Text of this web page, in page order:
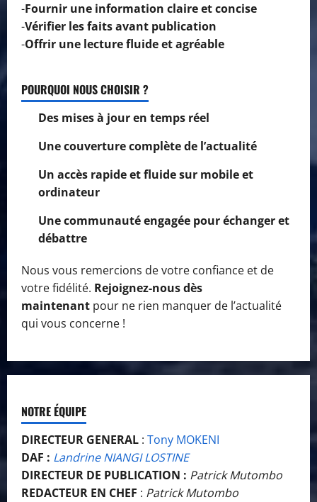
-Fournir une information claire et concise
-Vérifier les faits avant publication
-Offrir une lecture fluide et agréable
POURQUOI NOUS CHOISIR ?
Des mises à jour en temps réel
Une couverture complète de l’actualité
Un accès rapide et fluide sur mobile et
ordinateur
Une communauté engagée pour échanger et
débattre
Nous vous remercions de votre confiance et de
votre fidélité. Rejoignez-nous dès
maintenant pour ne rien manquer de l’actualité
qui vous concerne !
NOTRE ÉQUIPE
DIRECTEUR GENERAL : Tony MOKENI
DAF : Landrine NIANGI LOSTINE
DIRECTEUR DE PUBLICATION : Patrick Mutombo
REDACTEUR EN CHEF : Patrick Mutombo